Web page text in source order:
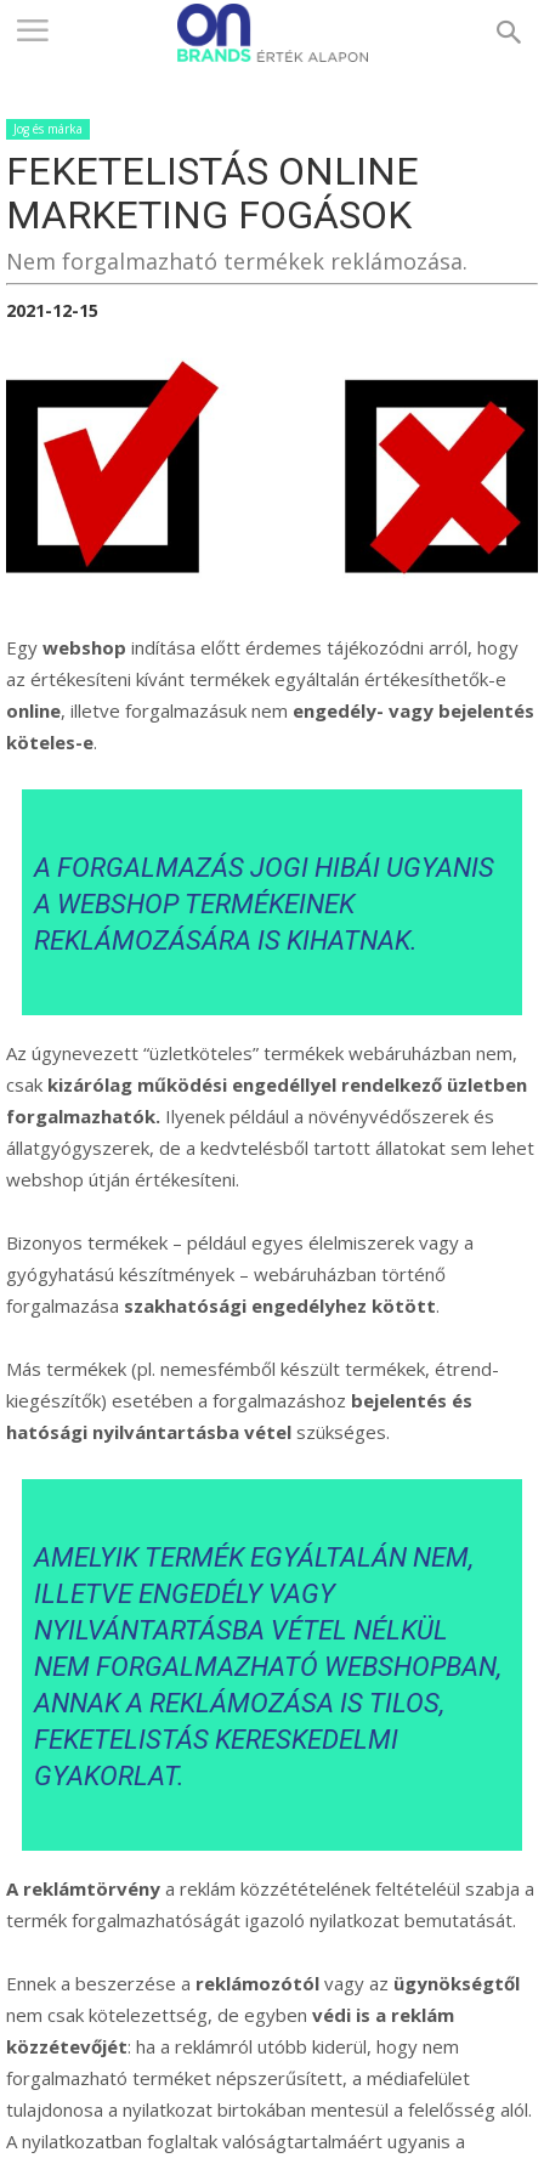
ONBRANDS
–
Jog és márka
FEKETELISTÁS ONLINE
MARKETING FOGÁSOK
Nem forgalmazható termékek reklámozása.
2021-12-15
Egy webshop indítása előtt érdemes tájékozódni arról, hogy
az értékesíteni kívánt termékek egyáltalán értékesíthetők-e
online, illetve forgalmazásuk nem engedély- vagy bejelentés
köteles-e.
A FORGALMAZÁS JOGI HIBÁI UGYANIS
A WEBSHOP TERMÉKEINEK
REKLÁMOZÁSÁRA IS KIHATNAK.
Az úgynevezett “üzletköteles” termékek webáruházban nem,
csak kizárólag működési engedéllyel rendelkező üzletben
forgalmazhatók. Ilyenek például a növényvédőszerek és
állatgyógyszerek, de a kedvtelésből tartott állatokat sem lehet
webshop útján értékesíteni.
Bizonyos termékek – például egyes élelmiszerek vagy a
gyógyhatású készítmények – webáruházban történő
forgalmazása szakhatósági engedélyhez kötött.
Más termékek (pl. nemesfémből készült termékek, étrend-
kiegészítők) esetében a forgalmazáshoz bejelentés és
hatósági nyilvántartásba vétel szükséges.
AMELYIK TERMÉK EGYÁLTALÁN NEM,
ILLETVE ENGEDÉLY VAGY
NYILVÁNTARTÁSBA VÉTEL NÉLKÜL
NEM FORGALMAZHATÓ WEBSHOPBAN,
ANNAK A REKLÁMOZÁSA IS TILOS,
FEKETELISTÁS KERESKEDELMI
GYAKORLAT.
A reklámtörvény a reklám közzétételének feltételéül szabja a
termék forgalmazhatóságát igazoló nyilatkozat bemutatását.
Ennek a beszerzése a reklámozótól vagy az ügynökségtől
nem csak kötelezettség, de egyben védi is a reklám
közzétevőjét: ha a reklámról utóbb kiderül, hogy nem
forgalmazható terméket népszerűsített, a médiafelület
tulajdonosa a nyilatkozat birtokában mentesül a felelősség alól.
A nyilatkozatban foglaltak valóságtartalmáért ugyanis a